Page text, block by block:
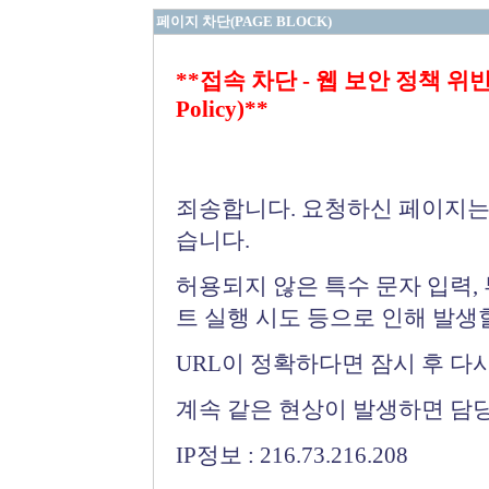
페이지 차단(PAGE BLOCK)
**접속 차단 - 웹 보안 정책 위
Policy)**
죄송합니다. 요청하신 페이지
습니다.
허용되지 않은 특수 문자 입력
트 실행 시도 등으로 인해 발생
URL이 정확하다면 잠시 후 다
계속 같은 현상이 발생하면 담
IP정보 : 216.73.216.208